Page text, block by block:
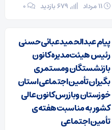
۱۱ مرداد
۰
پیام عبدالحمید عبائی حسنی
رئیس هیئت‌مدیره کانون
بازنشستگان ومستمری
بگیران تأمین اجتماعی استان
خوزستان وبازرس کانون عالی
کشور به مناسبت هفته‌ی
تأمین اجتماعی